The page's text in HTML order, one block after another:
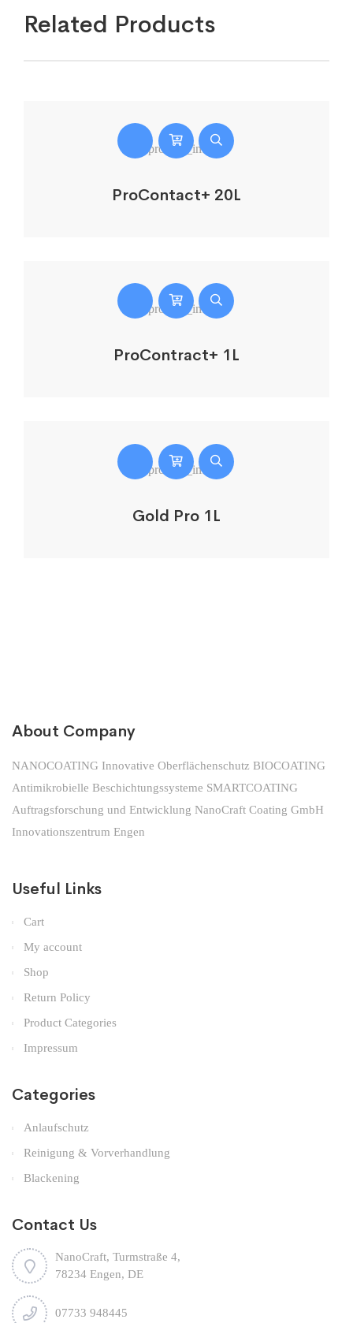
Related Products
ProContact+ 20L
ProContract+ 1L
Gold Pro 1L
About Company
NANOCOATING Innovative Oberflächenschutz BIOCOATING
Antimikrobielle Beschichtungssysteme SMARTCOATING
Auftragsforschung und Entwicklung NanoCraft Coating GmbH
Innovationszentrum Engen
Useful Links
Cart
My account
Shop
Return Policy
Product Categories
Impressum
Categories
Anlaufschutz
Reinigung & Vorverhandlung
Blackening
Contact Us
NanoCraft, Turmstraße 4,
78234 Engen, DE
07733 948445